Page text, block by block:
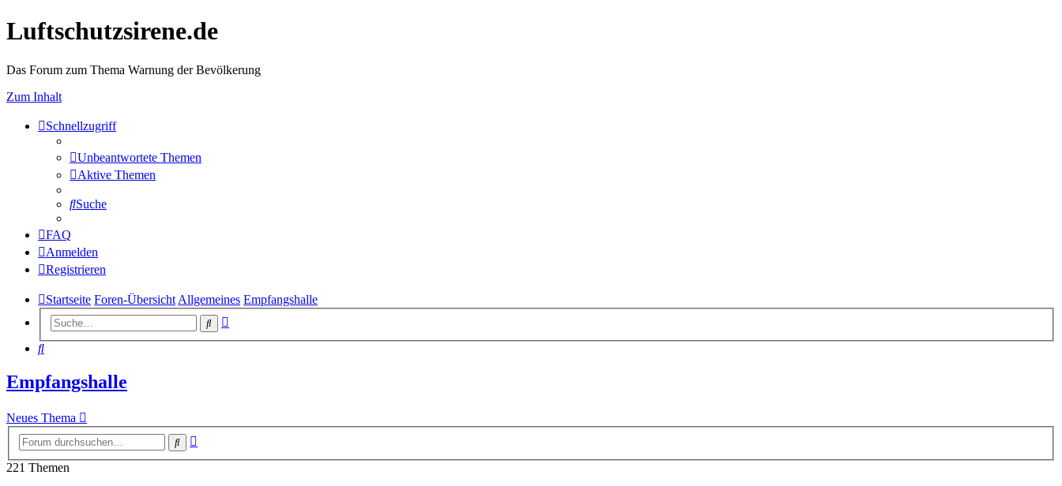
Luftschutzsirene.de
Das Forum zum Thema Warnung der Bevölkerung
Zum Inhalt
Schnellzugriff
Unbeantwortete Themen
Aktive Themen
Suche
FAQ
Anmelden
Registrieren
Startseite Foren-Übersicht Allgemeines Empfangshalle
Suche
Suche
Empfangshalle
Neues Thema
Suche
221 Themen